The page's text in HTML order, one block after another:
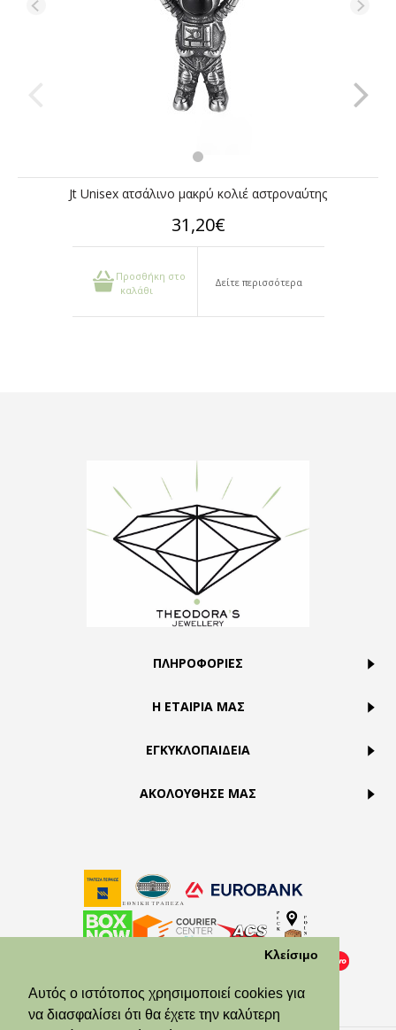
Αυτός ο ιστότοπος χρησιμοποιεί cookies για
να διασφαλίσει ότι θα έχετε την καλύτερη
Κλείσιμο
Jt Unisex ατσάλινο μακρύ κολιέ αστροναύτης
31,20€
Προσθήκη στο
καλάθι
Δείτε περισσότερα
ΠΛΗΡΟΦΟΡΙΕΣ
Η ΕΤΑΙΡΙΑ ΜΑΣ
ΕΓΚΥΚΛΟΠΑΙΔΕΙΑ
ΑΚΟΛΟΥΘΗΣΕ ΜΑΣ